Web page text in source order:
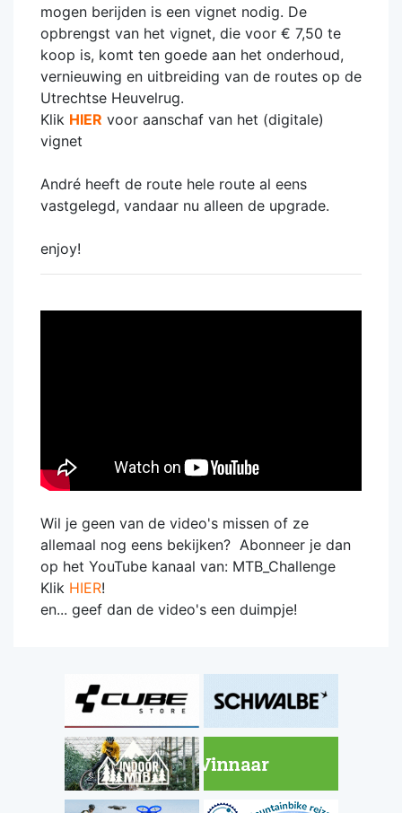
mogen berijden is een vignet nodig. De
opbrengst van het vignet, die voor € 7,50 te
koop is, komt ten goede aan het onderhoud,
vernieuwing en uitbreiding van de routes op de
Utrechtse Heuvelrug.
Klik HIER voor aanschaf van het (digitale)
vignet
André heeft de route hele route al eens
vastgelegd, vandaar nu alleen de upgrade.
enjoy!
Wil je geen van de video's missen of ze
allemaal nog eens bekijken? Abonneer je dan
op het YouTube kanaal van: MTB_Challenge
Klik HIER!
en... geef dan de video's een duimpje!